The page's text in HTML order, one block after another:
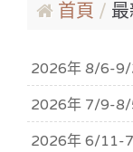
首頁
2026年 8/6-9/
2026年 7/9-8/
2026年 6/11-